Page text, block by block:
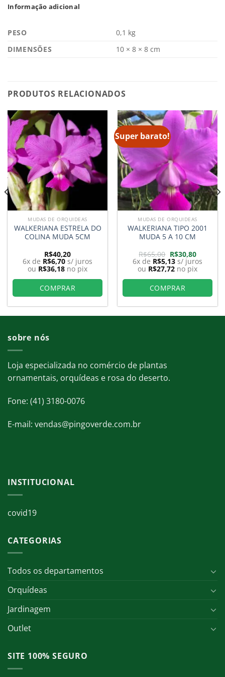
Informação adicional
PESO
0,1 kg
DIMENSÕES
10 × 8 × 8 cm
PRODUTOS RELACIONADOS
MUDAS DE ORQUIDEAS
WALKERIANA ESTRELA DO
COLINA MUDA 5CM
R$40,20
6x de R$6,70 s/ juros
ou R$36,18 no pix
COMPRAR
Super barato!
MUDAS DE ORQUIDEAS
WALKERIANA TIPO 2001
MUDA 5 A 10 CM
R$65,00 O
preço
original
era:
R$65,00.
R$30,80O
preço
atual
é:
R$30,80.
6x de R$5,13 s/ juros
ou R$27,72 no pix
COMPRAR
sobre nós
Loja especializada no comércio de plantas
ornamentais, orquídeas e rosa do deserto.
Fone: (41) 3180-0076
E-mail: vendas@pingoverde.com.br
INSTITUCIONAL
covid19
CATEGORIAS
Todos os departamentos
Orquídeas
Jardinagem
Outlet
SITE 100% SEGURO